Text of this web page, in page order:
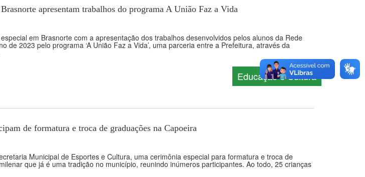
apresentam trabalhos do programa A União Faz a Vida
em Brasnorte com a apresentação dos trabalhos desenvolvidos pelos alunos da Rede
de 2023 pelo programa ‘A União Faz a Vida’, uma parceria entre a Prefeitura, através da
Educação e Cultura
de formatura e troca de graduações na Capoeira
Municipal de Esportes e Cultura, uma cerimônia especial para formatura e troca de
que já é uma tradição no município, reunindo inúmeros participantes. Ao todo, 25 crianças